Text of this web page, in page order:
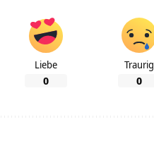
Liebe
0
Traurig
0